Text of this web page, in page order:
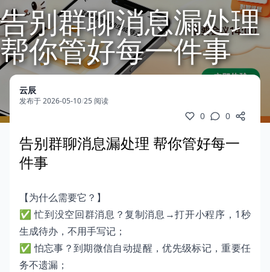
告别群聊消息漏处理
帮你管好每一件事
云辰
发布于 2026-05-10/25 阅读
0 0
告别群聊消息漏处理 帮你管好每一
件事
【为什么需要它？】
✅ 忙到没空回群消息？复制消息→打开小程序，1秒
生成待办，不用手写记；
✅ 怕忘事？到期微信自动提醒，优先级标记，重要任
务不遗漏；